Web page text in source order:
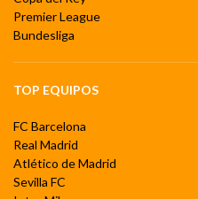
Premier League
Bundesliga
TOP EQUIPOS
FC Barcelona
Real Madrid
Atlético de Madrid
Sevilla FC